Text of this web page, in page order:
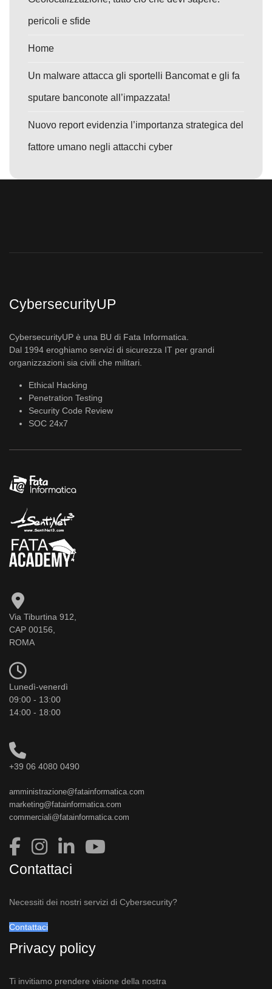
pericoli e sfide
Home
Un malware attacca gli sportelli Bancomat e gli fa
sputare banconote all’impazzata!
Nuovo report evidenzia l’importanza strategica del
fattore umano negli attacchi cyber
CybersecurityUP
CybersecurityUP è una BU di Fata Informatica.
Dal 1994 eroghiamo servizi di sicurezza IT per grandi
organizzazioni sia civili che militari.
Ethical Hacking
Penetration Testing
Security Code Review
SOC 24x7
Via Tiburtina 912,
CAP 00156,
ROMA
Lunedì-venerdì
09:00 - 13:00
14:00 - 18:00
+39 06 4080 0490
amministrazione@fatainformatica.com
marketing@fatainformatica.com
commerciali@fatainformatica.com
Contattaci
Necessiti dei nostri servizi di Cybersecurity?
Contattaci
Privacy policy
Ti invitiamo prendere visione della nostra